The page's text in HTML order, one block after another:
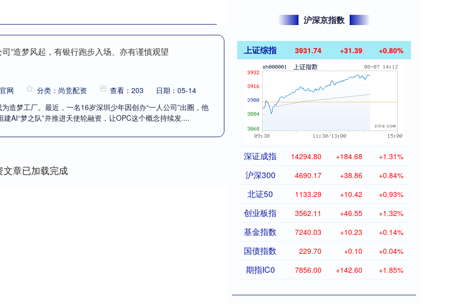
”造梦风起，有银行跑步入场、亦有谨慎观望
网 分类：尚竞配资 查看：203
日期：05-14
为造梦工厂。最近，一名16岁深圳少年因创办“一人公司”出圈，他
AI“梦之队”并推进天使轮融资，让OPC这个概念持续发....
文章已加载完成
沪深京指数
上证综指 3931.74 +31.39 +0.80%
深证成指 14294.80 +184.68 +1.31%
沪深300 4690.17 +38.86 +0.84%
北证50 1133.29 +10.42 +0.93%
创业板指 3562.11 +46.55 +1.32%
基金指数 7240.03 +10.23 +0.14%
国债指数 229.70 +0.10 +0.04%
期指IC0 7856.00 +142.60 +1.85%